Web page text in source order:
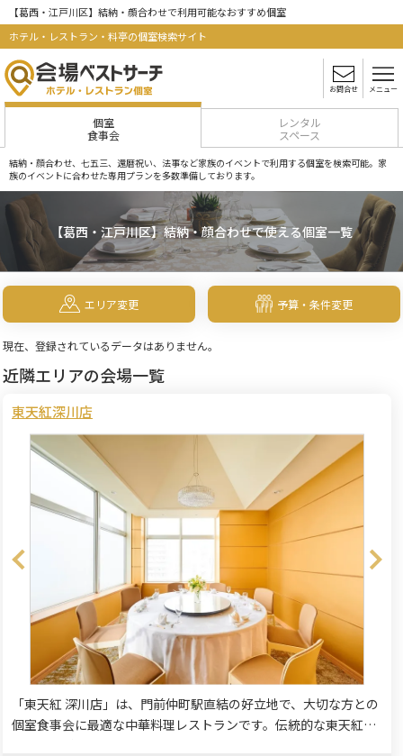
【葛西・江戸川区】結納・顔合わせで利用可能なおすすめ個室
ホテル・レストラン・料亭の個室検索サイト
お問合せ メニュー
個室
食事会
レンタル
スペース
結納・顔合わせ、七五三、還暦祝い、法事など家族のイベントで利用する個室を検索可能。家
族のイベントに合わせた専用プランを多数準備しております。
【葛西・江戸川区】結納・顔合わせで使える個室一覧
エリア変更 予算・条件変更
現在、登録されているデータはありません。
近隣エリアの会場一覧
東天紅深川店
「東天紅 深川店」は、門前仲町駅直結の好立地で、大切な方との
個室食事会に最適な中華料理レストランです。伝統的な東天紅の